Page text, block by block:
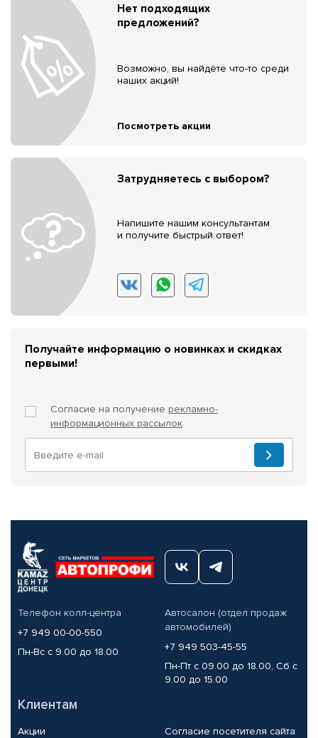
Нет подходящих
предложений?
Возможно, вы найдёте что-то среди
наших акций!
Посмотреть акции
Затрудняетесь с выбором?
Напишите нашим консультантам
и получите быстрый ответ!
Получайте информацию о новинках и скидках
первыми!
Согласие на получение рекламно-
информационных рассылок
Телефон колл-центра
+7 949 00-00-550
Пн-Вс с 9.00 до 18.00
Автосалон (отдел продаж
автомобилей)
+7 949 503-45-55
Пн-Пт с 09.00 до 18.00, Сб с
9.00 до 15.00
Клиентам
Акции Согласие посетителя сайта